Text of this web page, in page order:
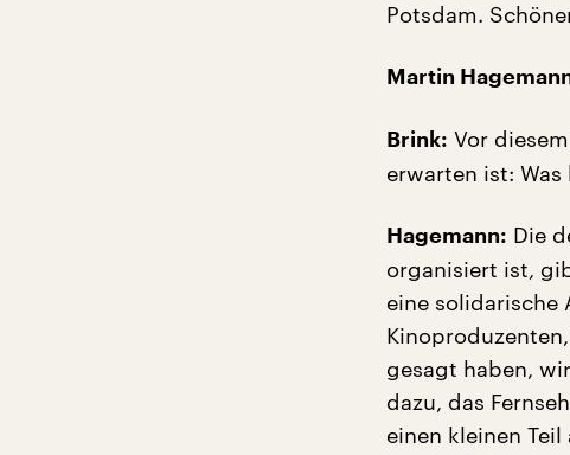
Potsdam.
Martin
Brink: Vor
erwarten ist:
Hagemann: Die
organisiert ist,
eine solidarische
gesagt haben,
dazu, das
einen kleinen